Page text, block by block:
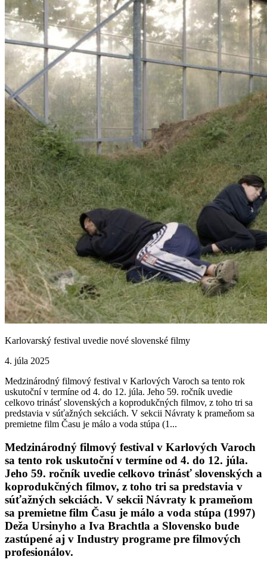
Karlovarský festival uvedie nové slovenské filmy
4. júla 2025
Medzinárodný filmový festival v Karlových Varoch sa tento rok
uskutoční v termíne od 4. do 12. júla. Jeho 59. ročník uvedie
celkovo trinásť slovenských a koprodukčných filmov, z toho tri sa
predstavia v súťažných sekciách. V sekcii Návraty k prameňom sa
premietne film Času je málo a voda stúpa (1...
Medzinárodný filmový festival v Karlových Varoch
sa tento rok uskutoční v termíne od 4. do 12. júla.
Jeho 59. ročník uvedie celkovo trinásť slovenských a
koprodukčných filmov, z toho tri sa predstavia v
súťažných sekciách. V sekcii Návraty k prameňom
sa premietne film Času je málo a voda stúpa (1997)
Deža Ursinyho a Iva Brachtla a Slovensko bude
zastúpené aj v Industry programe pre filmových
profesionálov.